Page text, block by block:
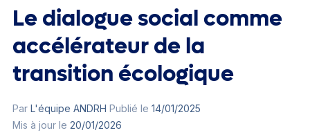
Grand Prix ANDRH
Le magazine
Mémos
Le dialogue social comme
accélérateur de la
transition écologique
Par L'équipe ANDRH Publié le 14/01/2025
Mis à jour le 20/01/2026
Connexion